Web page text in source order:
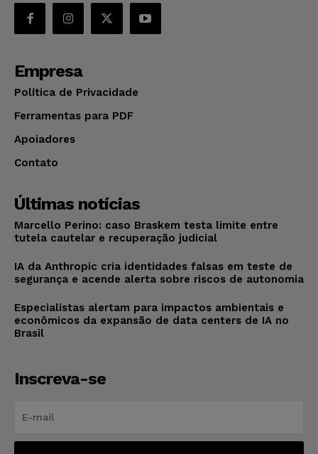
Empresa
Política de Privacidade
Ferramentas para PDF
Apoiadores
Contato
Últimas notícias
Marcello Perino: caso Braskem testa limite entre
tutela cautelar e recuperação judicial
IA da Anthropic cria identidades falsas em teste de
segurança e acende alerta sobre riscos de autonomia
Especialistas alertam para impactos ambientais e
econômicos da expansão de data centers de IA no
Brasil
Inscreva-se